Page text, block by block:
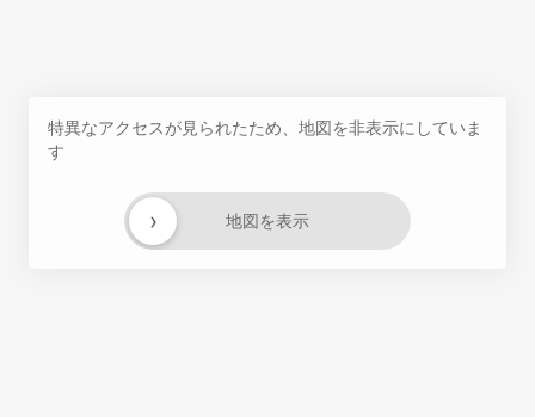
特異なアクセスが見られたため、地図を非表示にしていま
す
地図を表示
›